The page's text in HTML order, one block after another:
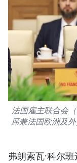
法国雇主联合会
席兼法国欧洲及
弗朗索瓦·科尔